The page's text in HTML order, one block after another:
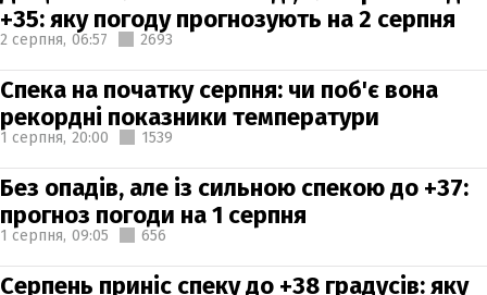
+35: яку погоду прогнозують на 2 серпня
2 серпня, 06:57 2693
Спека на початку серпня: чи поб'є вона
рекордні показники температури
1 серпня, 20:00 1539
Без опадів, але із сильною спекою до +37:
прогноз погоди на 1 серпня
1 серпня, 09:05 656
Серпень приніс спеку до +38 градусів: яку